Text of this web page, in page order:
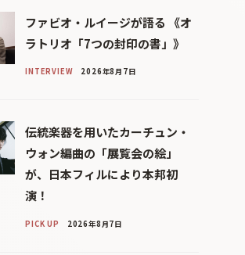
ファビオ・ルイージが語る 《オ
ラトリオ「7つの封印の書」》
INTERVIEW 2026年8月7日
伝統楽器を用いたカーチュン・
ウォン編曲の「展覧会の絵」
が、日本フィルにより本邦初
演！
PICK UP 2026年8月7日